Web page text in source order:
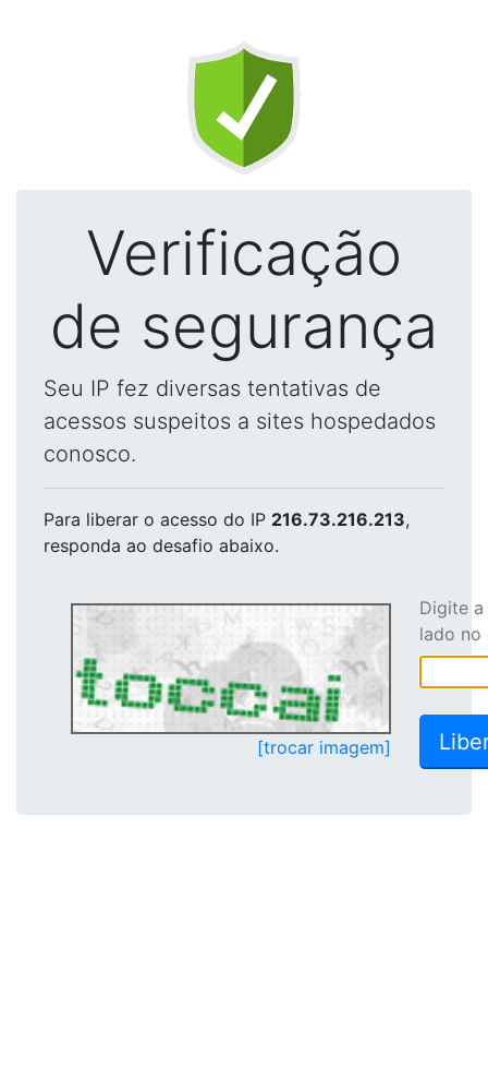
Verificação
de segurança
Seu IP fez diversas tentativas de
acessos suspeitos a sites hospedados
conosco.
Para liberar o acesso do IP 216.73.216.213,
responda ao desafio abaixo.
[trocar imagem]
Digite
lado no